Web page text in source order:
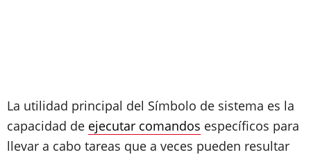
La utilidad principal del Símbolo de sistema es la
capacidad de ejecutar comandos específicos para
llevar a cabo tareas que a veces pueden resultar